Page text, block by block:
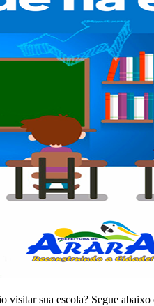
visitar sua escola? Segue